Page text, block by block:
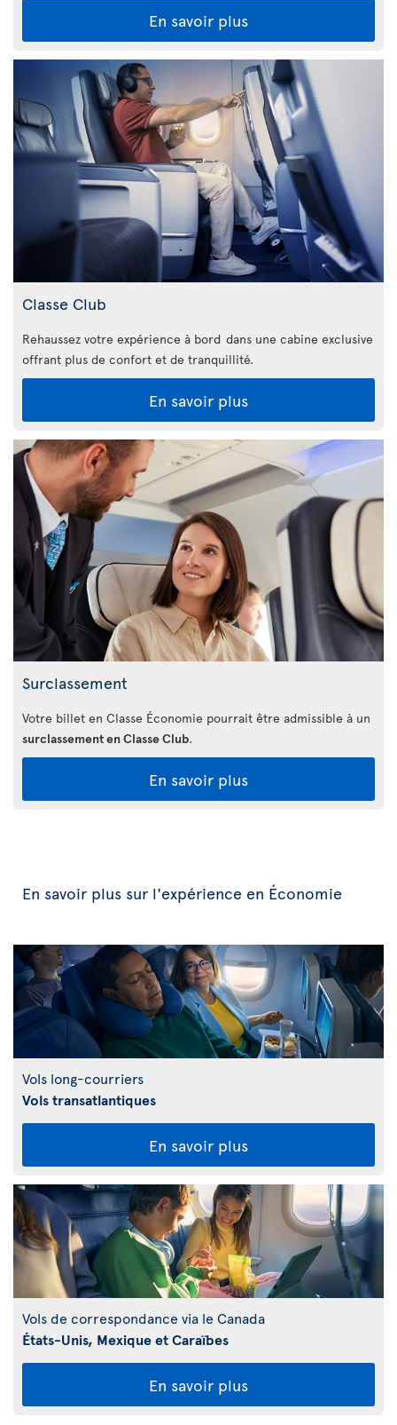
En savoir plus
Classe Club
Rehaussez votre expérience à bord dans une cabine exclusive
offrant plus de confort et de tranquillité.
En savoir plus
Surclassement
Votre billet en Classe Économie pourrait être admissible à un
surclassement en Classe Club.
En savoir plus
En savoir plus sur l'expérience en Économie
Vols long-courriers
Vols transatlantiques
En savoir plus
Vols de correspondance via le Canada
États-Unis, Mexique et Caraïbes
En savoir plus